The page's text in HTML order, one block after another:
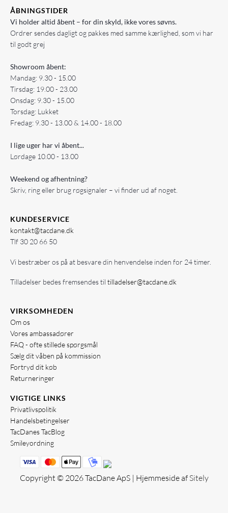
ÅBNINGSTIDER
Vi holder altid åbent – for din skyld, ikke vores søvns.
Ordrer sendes dagligt og pakkes med samme kærlighed, som vi har
til godt grej
Showroom åbent:
Mandag: 9.30 - 15.00
Tirsdag: 19.00 - 23.00
Onsdag: 9.30 - 15.00
Torsdag: Lukket
Fredag: 9.30 - 13.00 & 14.00 - 18.00
I lige uger har vi åbent...
Lørdage 10.00 - 13.00
Weekend og afhentning?
Skriv, ring eller brug røgsignaler – vi finder ud af noget.
KUNDESERVICE
kontakt@tacdane.dk
Tlf 30 20 66 50
Vi bestræber os på at besvare din henvendelse inden for 24 timer.
Tilladelser bedes fremsendes til tilladelser@tacdane.dk
VIRKSOMHEDEN
Om os
Vores ambassadører
FAQ - ofte stillede spørgsmål
Sælg dit våben på kommission
Fortryd dit køb
Returneringer
VIGTIGE LINKS
Privatlivspolitik
Handelsbetingelser
TacDanes TacBlog
Smileyordning
Copyright © 2026 TacDane ApS | Hjemmeside af Sitely